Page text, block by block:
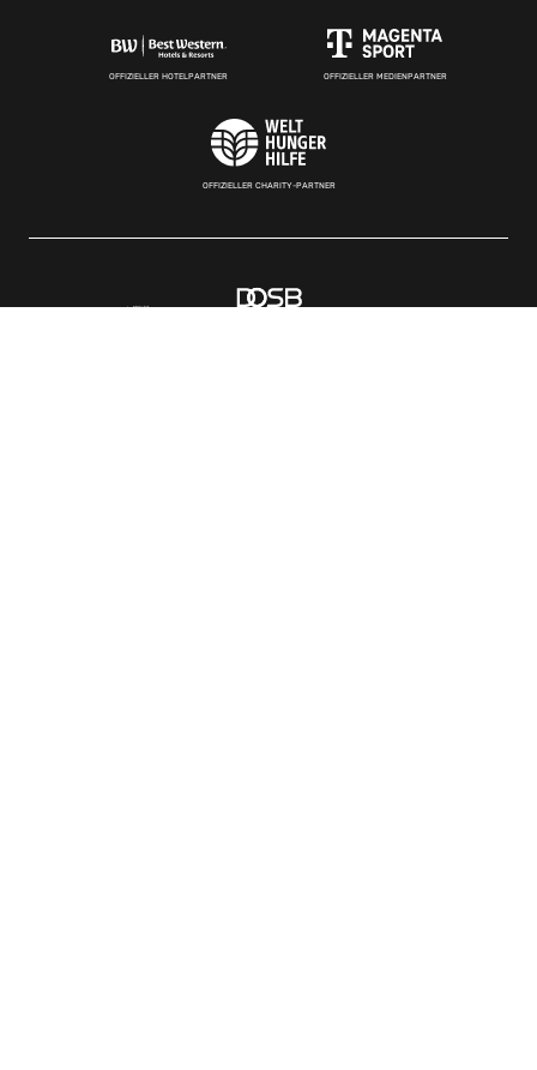
OFFIZIELLER HOTELPARTNER OFFIZIELLER MEDIENPARTNER
OFFIZIELLER CHARITY-PARTNER